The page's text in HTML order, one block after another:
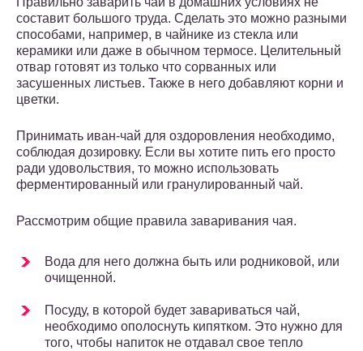
составит большого труда. Сделать это можно разными
способами, например, в чайнике из стекла или
керамики или даже в обычном термосе. Целительный
отвар готовят из только что сорванных или
засушенных листьев. Также в него добавляют корни и
цветки.
Принимать иван-чай для оздоровления необходимо,
соблюдая дозировку. Если вы хотите пить его просто
ради удовольствия, то можно использовать
ферментированный или гранулированный чай.
Рассмотрим общие правила заваривания чая.
Вода для него должна быть или родниковой, или
очищенной.
Посуду, в которой будет завариваться чай,
необходимо ополоснуть кипятком. Это нужно для
того, чтобы напиток не отдавал свое тепло